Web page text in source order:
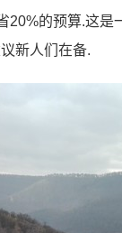
20%的预算.这
新人们在备.